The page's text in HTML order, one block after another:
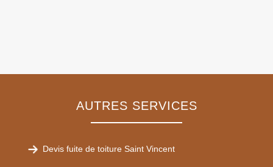
AUTRES SERVICES
Devis fuite de toiture Saint Vincent